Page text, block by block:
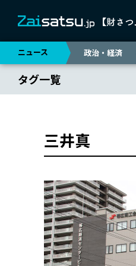
ニュース 政治・経済
タグ一覧
三井真